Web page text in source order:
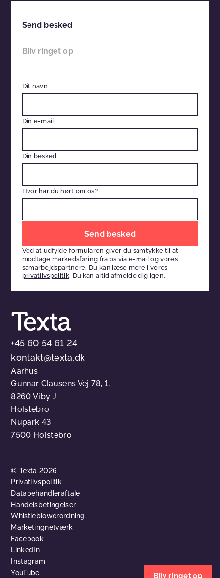
Send besked
Bliv ringet op
Dit navn
Din e-mail
Din besked
Hvor har du hørt om os?
dette
felt
tomt
Ved at udfylde formularen giver du samtykke til at
modtage markedsføring fra os via e-mail og vores
samarbejdspartnere. Du kan læse mere i vores
privatlivspolitik. Du kan altid afmelde dig igen.
+45 60 54 61 24
kontakt@texta.dk
Aarhus
Gunnar Clausens Vej 78, 1,
8260 Viby J
Holstebro
Nupark 43
7500 Holstebro
© Texta 2026
Privatlivspolitik
Databehandleraftale
Handelsbetingelser
Whistleblowerordning
Marketingnetværk
Facebook
LinkedIn
Instagram
YouTube
Bliv ringet op